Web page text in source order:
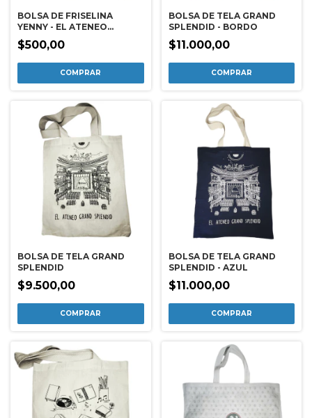
BOLSA DE FRISELINA
YENNY - EL ATENEO
(30X30)
$500,00
BOLSA DE TELA GRAND
SPLENDID - BORDO
$11.000,00
BOLSA DE TELA GRAND
SPLENDID
$9.500,00
BOLSA DE TELA GRAND
SPLENDID - AZUL
$11.000,00